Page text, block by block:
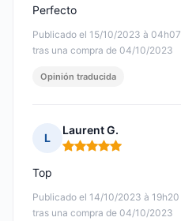
Publicado el 15/10/2023 à 04h07
tras una compra de 04/10/2023
Perfecto
Opinión traducida
L
Laurent G.
Nota: 5 de 5
Publicado el 14/10/2023 à 19h20
tras una compra de 04/10/2023
Top